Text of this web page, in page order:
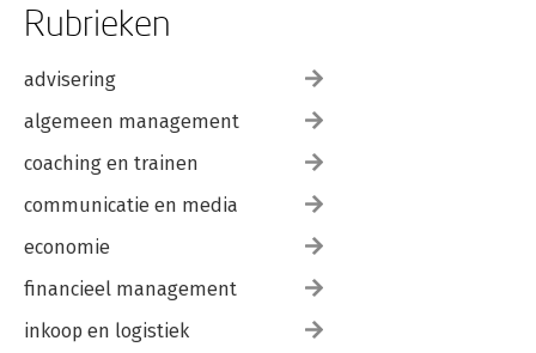
Rubrieken
advisering
algemeen management
coaching en trainen
communicatie en media
economie
financieel management
inkoop en logistiek